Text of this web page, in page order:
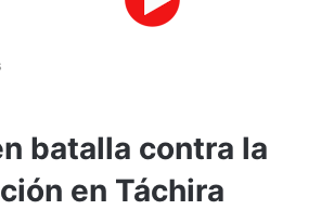
batalla contra la
en Táchira